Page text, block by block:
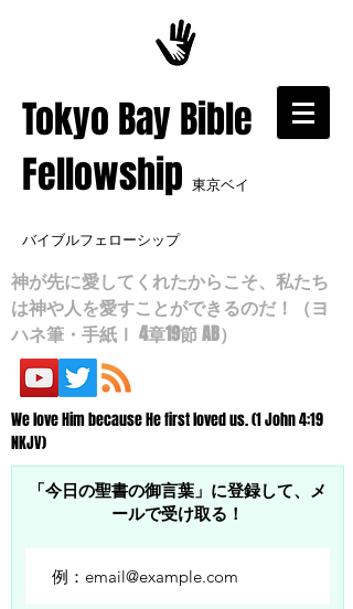
​Tokyo Bay Bible
Fellowship 東京ベイ
バイブルフェローシップ
神が先に愛してくれたからこそ、私たち
は神や人を愛すことができるのだ！（ヨ
ハネ筆・手紙Ⅰ 4章19節 AB）
We love Him because He first loved us. (1 John 4:19
NKJV)
「今日の聖書の御言葉」に登録して、メ
ールで受け取る！